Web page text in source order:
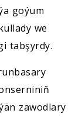
goýum
we
tabşyrdy.
zawodlary